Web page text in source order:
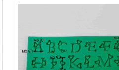
7,5 см
Страна произв.:
Материал:Пищевой силикон
Единиц в одном товаре:
Количество заводских